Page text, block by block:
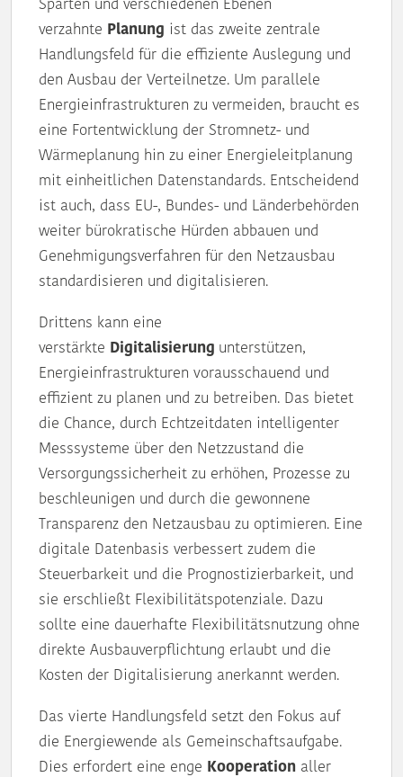
Sparten und verschiedenen Ebenen
verzahnte Planung ist das zweite zentrale
Handlungsfeld für die effiziente Auslegung und
den Ausbau der Verteilnetze. Um parallele
Energieinfrastrukturen zu vermeiden, braucht es
eine Fortentwicklung der Stromnetz- und
Wärmeplanung hin zu einer Energieleitplanung
mit einheitlichen Datenstandards. Entscheidend
ist auch, dass EU-, Bundes- und Länderbehörden
weiter bürokratische Hürden abbauen und
Genehmigungsverfahren für den Netzausbau
standardisieren und digitalisieren.
Drittens kann eine
verstärkte Digitalisierung unterstützen,
Energieinfrastrukturen vorausschauend und
effizient zu planen und zu betreiben. Das bietet
die Chance, durch Echtzeitdaten intelligenter
Messsysteme über den Netzzustand die
Versorgungssicherheit zu erhöhen, Prozesse zu
beschleunigen und durch die gewonnene
Transparenz den Netzausbau zu optimieren. Eine
digitale Datenbasis verbessert zudem die
Steuerbarkeit und die Prognostizierbarkeit, und
sie erschließt Flexibilitätspotenziale. Dazu
sollte eine dauerhafte Flexibilitätsnutzung ohne
direkte Ausbauverpflichtung erlaubt und die
Kosten der Digitalisierung anerkannt werden.
Das vierte Handlungsfeld setzt den Fokus auf
die Energiewende als Gemeinschaftsaufgabe.
Dies erfordert eine enge Kooperation aller